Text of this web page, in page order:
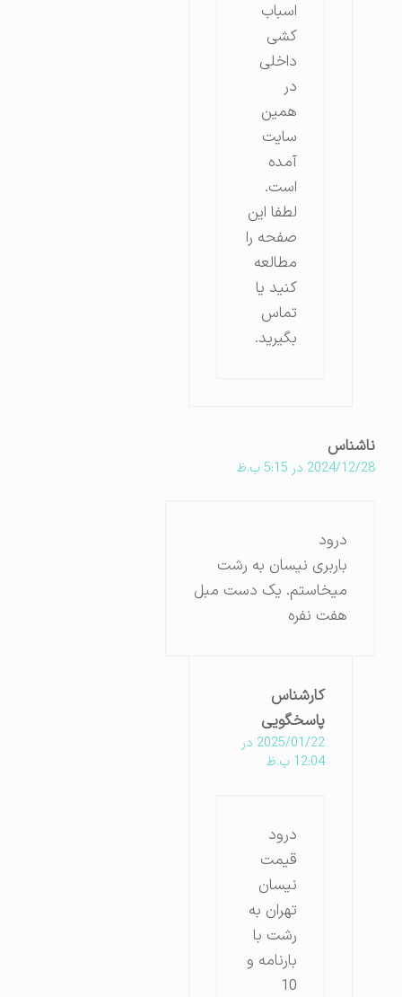
اسباب
کشی
داخلی
همین
سایت
آمده
است.
لطفا این
صفحه را
مطالعه
کنید یا
تماس
بگیرید.
ناشناس
2024/12/28 در 5:15 ب.ظ
درود
باربری نیسان به رشت
میخاستم. یک دست مبل
هفت نفره
کارشناس
پاسخگویی
2025/01/22 در
12:04 ب.ظ
درود
قیمت
نیسان
تهران به
رشت با
بارنامه و